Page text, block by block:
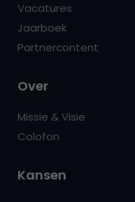
Vacatures
Jaarboek
Partnercontent
Over
Missie & Visie
Colofon
Kansen